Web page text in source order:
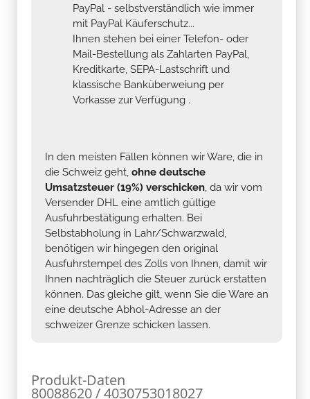
PayPal - selbstverständlich wie immer
mit PayPal Käuferschutz...
Ihnen stehen bei einer Telefon- oder
Mail-Bestellung als Zahlarten PayPal,
Kreditkarte, SEPA-Lastschrift und
klassische Banküberweiung per
Vorkasse zur Verfügung .
In den meisten Fällen können wir Ware, die in
die Schweiz geht, ohne deutsche
Umsatzsteuer (19%) verschicken, da wir vom
Versender DHL eine amtlich gültige
Ausfuhrbestätigung erhalten. Bei
Selbstabholung in Lahr/Schwarzwald,
benötigen wir hingegen den original
Ausfuhrstempel des Zolls von Ihnen, damit wir
Ihnen nachträglich die Steuer zurück erstatten
können. Das gleiche gilt, wenn Sie die Ware an
eine deutsche Abhol-Adresse an der
schweizer Grenze schicken lassen.
Produkt-Daten
80088620 / 4030753018027